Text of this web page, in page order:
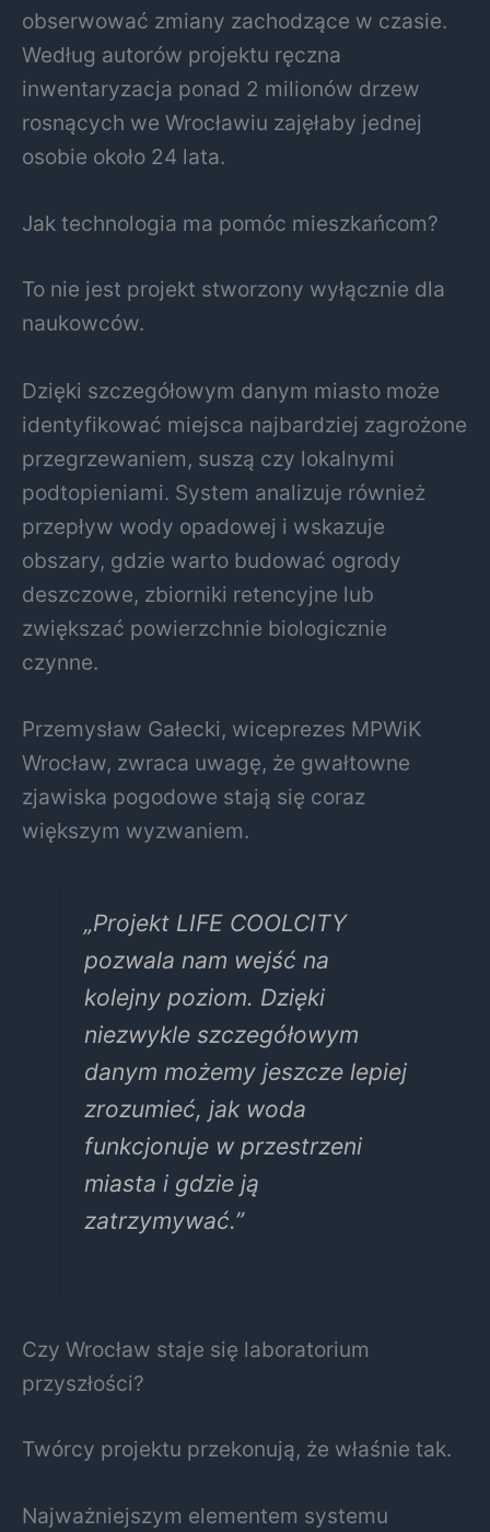
obserwować zmiany zachodzące w czasie.
Według autorów projektu ręczna
inwentaryzacja ponad 2 milionów drzew
rosnących we Wrocławiu zajęłaby jednej
osobie około 24 lata.
Jak technologia ma pomóc mieszkańcom?
To nie jest projekt stworzony wyłącznie dla
naukowców.
Dzięki szczegółowym danym miasto może
identyfikować miejsca najbardziej zagrożone
przegrzewaniem, suszą czy lokalnymi
podtopieniami. System analizuje również
przepływ wody opadowej i wskazuje
obszary, gdzie warto budować ogrody
deszczowe, zbiorniki retencyjne lub
zwiększać powierzchnie biologicznie
czynne.
Przemysław Gałecki, wiceprezes MPWiK
Wrocław, zwraca uwagę, że gwałtowne
zjawiska pogodowe stają się coraz
większym wyzwaniem.
„Projekt LIFE COOLCITY
pozwala nam wejść na
kolejny poziom. Dzięki
niezwykle szczegółowym
danym możemy jeszcze lepiej
zrozumieć, jak woda
funkcjonuje w przestrzeni
miasta i gdzie ją
zatrzymywać.”
Czy Wrocław staje się laboratorium
przyszłości?
Twórcy projektu przekonują, że właśnie tak.
Najważniejszym elementem systemu